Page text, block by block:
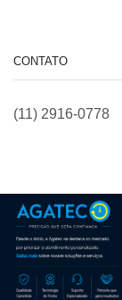
CONTATO
(11) 2916-0778